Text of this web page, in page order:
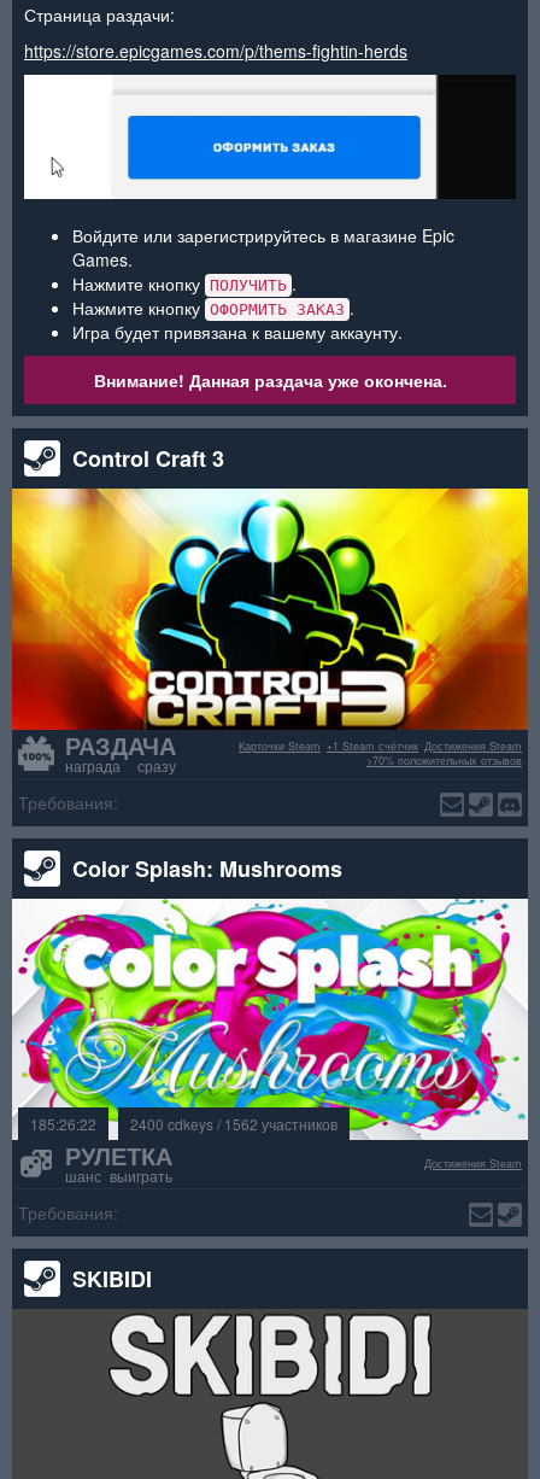
Страница раздачи:
https://store.epicgames.com/p/thems-fightin-herds
Войдите или зарегистрируйтесь в магазине Epic
Games.
Нажмите кнопку ПОЛУЧИТЬ .
Нажмите кнопку ОФОРМИТЬ ЗАКАЗ .
Игра будет привязана к вашему аккаунту.
Внимание! Данная раздача уже окончена.
Control Craft 3
РАЗДАЧА
награда сразу
Достижения Steam
+1 Steam счётчик
Карточки Steam
>70% положительных отзывов
Требования:
Color Splash: Mushrooms
185:26:22 2400 cdkeys / 1562 участников
РУЛЕТКА
шанс выиграть
Достижения Steam
Требования:
SKIBIDI